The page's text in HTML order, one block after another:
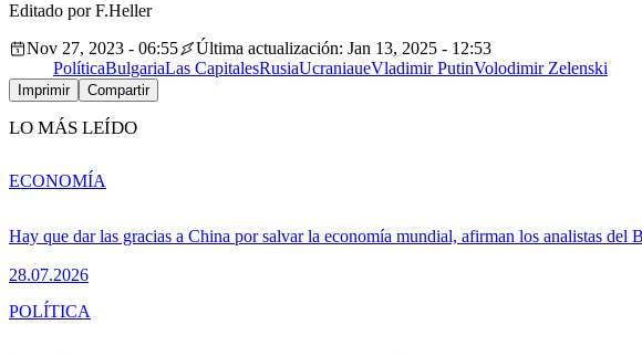
Editado por F.Heller
Nov 27, 2023 - 06:55
Última actualización: Jan 13, 2025 - 12:53
PolíticaBulgariaLas CapitalesRusiaUcraniaueVladimir PutinVolodimir Zelenski
Imprimir Compartir
LO MÁS LEÍDO
Hay que dar las gracias a China por salvar la economía mundial, afirman los analistas del
28.07.2026
ECONOMÍA
POLÍTICA